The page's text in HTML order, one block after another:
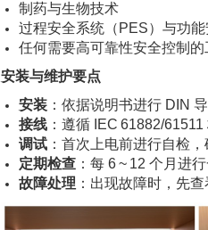
制药与生物技术
过程安全系统（PES）与功能
任何需要高可靠性安全控制
安装与维护要点
安装 ：依据说明书进行 DIN
接线 ：遵循 IEC 61882/
调试 ：首次上电前进行自检
定期检查 ：每 6 ~ 12 个月进
故障处理 ：出现故障时，先